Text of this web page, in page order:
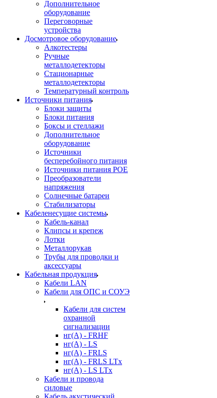
Дополнительное
оборудование
Переговорные
устройства
Досмотровое оборудование
Алкотестеры
Ручные
металлодетекторы
Стационарные
металлодетекторы
Температурный контроль
Источники питания
Блоки защиты
Блоки питания
Боксы и стеллажи
Дополнительное
оборудование
Источники
бесперебойного питания
Источники питания POE
Преобразователи
напряжения
Солнечные батареи
Стабилизаторы
Кабеленесущие системы
Кабель-канал
Клипсы и крепеж
Лотки
Металлорукав
Трубы для проводки и
аксессуары
Кабельная продукция
Кабели LAN
Кабели для ОПС и СОУЭ
Кабели для систем
охранной
сигнализации
нг(A) - FRHF
нг(A) - LS
нг(А) - FRLS
нг(А) - FRLS LTx
нг(А) - LS LTx
Кабели и провода
силовые
Кабель акустический